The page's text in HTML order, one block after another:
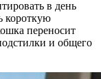
в день
короткую
переносит
и общего